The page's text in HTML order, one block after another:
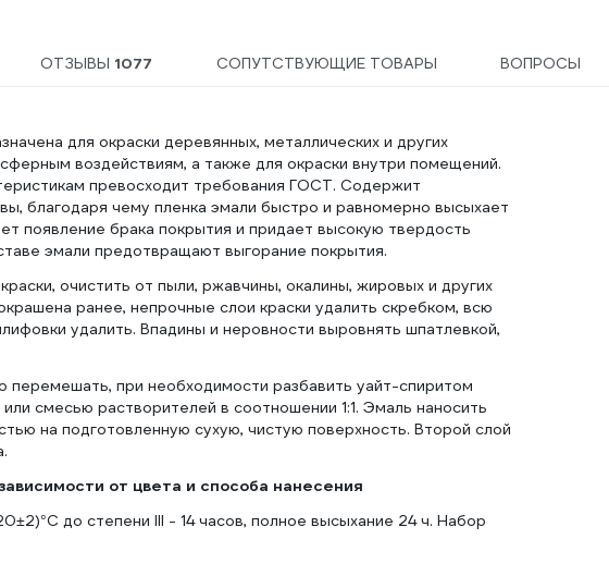
ОТЗЫВЫ 1077 СОПУТСТВУЮЩИЕ ТОВАРЫ ВОПРОСЫ
для окраски деревянных, металлических и других
воздействиям, а также для окраски внутри помещений.
превосходит требования ГОСТ. Содержит
благодаря чему пленка эмали быстро и равномерно высыхает
появление брака покрытия и придает высокую твердость
эмали предотвращают выгорание покрытия.
очистить от пыли, ржавчины, окалины, жировых и других
ранее, непрочные слои краски удалить скребком, всю
удалить. Впадины и неровности выровнять шпатлевкой,
при необходимости разбавить уайт-спиритом
смесью растворителей в соотношении 1:1. Эмаль наносить
на подготовленную сухую, чистую поверхность. Второй слой
от цвета и способа нанесения
до степени III - 14 часов, полное высыхание 24 ч. Набор